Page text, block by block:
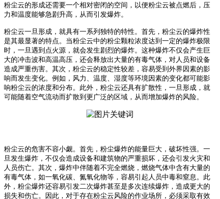
粉尘云的形成还需要一个相对密闭的空间，以便粉尘云被点燃后，压
力和温度能够急剧升高，从而引发爆炸。
粉尘云一旦形成，就具有一系列独特的特性。首先，粉尘云的爆炸性
是其最显著的特点。当粉尘云中的粉尘颗粒浓度达到一定的爆炸极限
时，一旦遇到点火源，就会发生剧烈的爆炸。这种爆炸不仅会产生巨
大的冲击波和高温高压，还会释放出大量的有毒气体，对人员和设备
造成严重伤害。其次，粉尘云的稳定性较差，容易受到外界因素的影
响而发生变化。例如，风力、温度、湿度等环境因素的变化都可能影
响粉尘云的浓度和分布。此外，粉尘云还具有扩散性，一旦形成，就
可能随着空气流动而扩散到更广泛的区域，从而增加爆炸的风险。
粉尘云的危害不容小觑。首先，粉尘爆炸的能量巨大，破坏性强。一
旦发生爆炸，不仅会造成设备和建筑物的严重损坏，还会引发火灾和
人员伤亡。其次，爆炸中伴随着不完全燃烧，燃烧气体中含有大量的
有毒气体，如一氧化碳、氮氧化物等，容易引起人员中毒和窒息。此
外，粉尘爆炸还容易引发二次爆炸甚至是多次连续爆炸，造成更大的
损失和伤亡。因此，对于存在粉尘云风险的作业场所，必须采取有效